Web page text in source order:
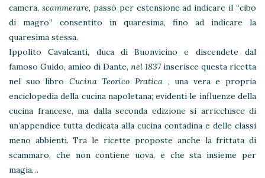
camera, scammerare, passò per estensione ad indicare il “cibo
di magro” consentito in quaresima, fino ad indicare la
quaresima stessa.
Ippolito Cavalcanti, duca di Buonvicino e discendete dal
famoso Guido, amico di Dante, nel 1837inserisce questa ricetta
nel suo libro Cucina Teorico Pratica ,una vera e propria
enciclopedia della cucina napoletana; evidenti le influenze della
cucina francese, ma dalla seconda edizione si arricchisce di
un’appendice tutta dedicata alla cucina contadina e delle classi
meno abbienti. Tra le ricette proposte anche la frittata di
scammaro, che non contiene uova, e che sta insieme per
magia…